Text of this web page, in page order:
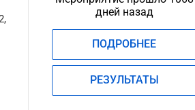
дней назад
ПОДРОБНЕЕ
РЕЗУЛЬТАТЫ